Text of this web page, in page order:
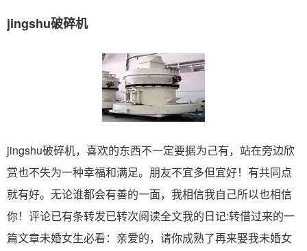
jingshu破碎机
jingshu破碎机，喜欢的东西不一定要据为己有，站在旁边欣
赏也不失为一种幸福和满足。朋友不宜多但宜好！有共同点
就有好。无论谁都会有善的一面，我相信我自己所以也相信
你！评论已有条转发已转次阅读全文我的日记:转借过来的一
篇文章未婚女生必看：亲爱的，请你成熟了再来娶我未婚女